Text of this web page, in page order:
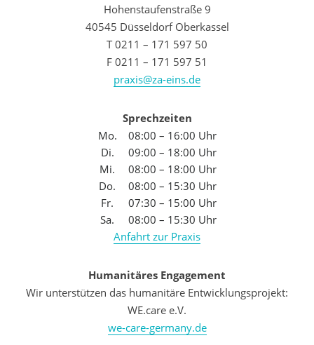
Hohenstaufenstraße 9
40545 Düsseldorf Oberkassel
T 0211 – 171 597 50
F 0211 – 171 597 51
praxis@za-eins.de
Sprechzeiten
Mo.
08:00 – 16:00 Uhr
Di.
09:00 – 18:00 Uhr
Mi.
08:00 – 18:00 Uhr
Do.
08:00 – 15:30 Uhr
Fr.
07:30 – 15:00 Uhr
Sa.
08:00 – 15:30 Uhr
Anfahrt zur Praxis
Humanitäres Engagement
Wir unterstützen das humanitäre Entwicklungsprojekt:
WE.care e.V.
we-care-germany.de